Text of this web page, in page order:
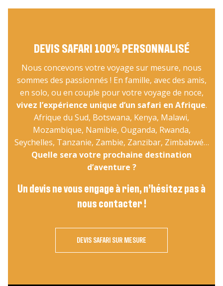
DEVIS SAFARI 100% PERSONNALISÉ
Nous concevons votre voyage sur mesure, nous
sommes des passionnés ! En famille, avec des amis,
en solo, ou en couple pour votre voyage de noce,
vivez l’expérience unique d’un safari en Afrique.
Afrique du Sud, Botswana, Kenya, Malawi,
Mozambique, Namibie, Ouganda, Rwanda,
Seychelles, Tanzanie, Zambie, Zanzibar, Zimbabwé…
Quelle sera votre prochaine destination
d’aventure ?
Un devis ne vous engage à rien, n’hésitez pas à
nous contacter !
DEVIS SAFARI SUR MESURE